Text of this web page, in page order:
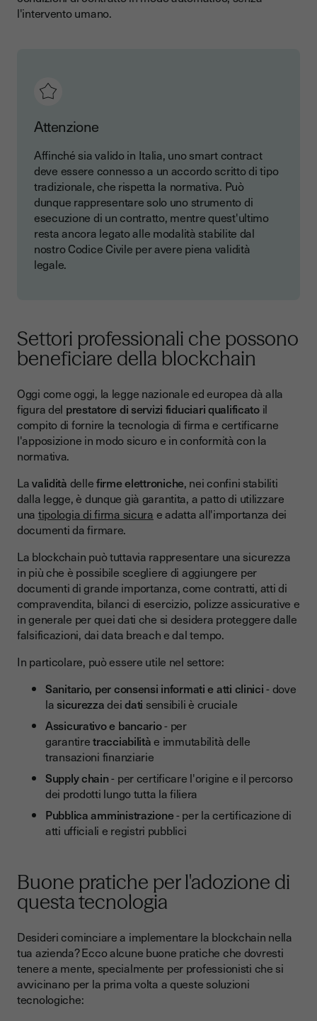
l'intervento umano.
Attenzione
Affinché sia valido in Italia, uno smart contract
deve essere connesso a un accordo scritto di tipo
tradizionale, che rispetta la normativa. Può
dunque rappresentare solo uno strumento di
esecuzione di un contratto, mentre quest'ultimo
resta ancora legato alle modalità stabilite dal
nostro Codice Civile per avere piena validità
legale.
Settori professionali che possono
beneficiare della blockchain
Oggi come oggi, la legge nazionale ed europea dà alla
figura del prestatore di servizi fiduciari qualificatoil
compito di fornire la tecnologia di firma e certificarne
l'apposizione in modo sicuro e in conformità con la
normativa.
Lavalidità dellefirme elettroniche, nei confini stabiliti
dalla legge, è dunque già garantita, a patto di utilizzare
una tipologia di firma sicura e adatta all'importanza dei
documenti da firmare.
La blockchain può tuttavia rappresentare una sicurezza
in più che è possibile scegliere di aggiungere per
documenti di grande importanza, come contratti, atti di
compravendita, bilanci di esercizio, polizze assicurative e
in generale per quei dati che si desidera proteggere dalle
falsificazioni, dai data breach e dal tempo.
In particolare, può essere utile nel settore:
Sanitario, per consensi informati e atti clinici- dove
lasicurezzadeidati sensibili è cruciale
Assicurativo e bancario- per
garantiretracciabilitàe immutabilità delle
transazioni finanziarie
Supply chain- per certificare l'origine e il percorso
dei prodotti lungo tutta la filiera
Pubblica amministrazione- per la certificazione di
atti ufficiali e registri pubblici
Buone pratiche per l'adozione di
questa tecnologia
Desideri cominciare a implementare la blockchain nella
tua azienda? Ecco alcune buone pratiche che dovresti
tenere a mente, specialmente per professionisti che si
avvicinano per la prima volta a queste soluzioni
tecnologiche: